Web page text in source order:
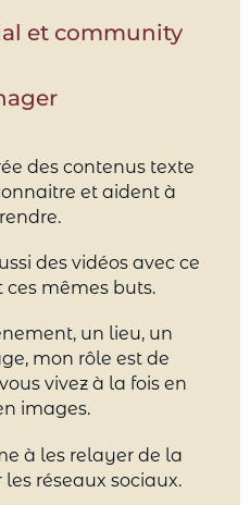
et community
des contenus texte
et aident à
des vidéos avec ce
mêmes buts.
un lieu, un
mon rôle est de
vivez à la fois en
images.
à les relayer de la
réseaux sociaux.